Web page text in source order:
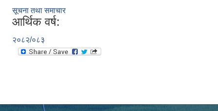
सूचना तथा समाचार
आर्थिक वर्ष:
२०८२/०८३